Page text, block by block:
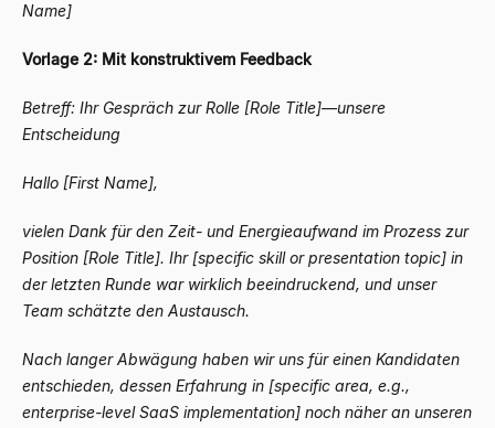
Name]
Vorlage 2: Mit konstruktivem Feedback
Betreff: Ihr Gespräch zur Rolle [Role Title]—unsere
Entscheidung
Hallo [First Name],
vielen Dank für den Zeit- und Energieaufwand im Prozess zur
Position [Role Title]. Ihr [specific skill or presentation topic] in
der letzten Runde war wirklich beeindruckend, und unser
Team schätzte den Austausch.
Nach langer Abwägung haben wir uns für einen Kandidaten
entschieden, dessen Erfahrung in [specific area, e.g.,
enterprise-level SaaS implementation] noch näher an unseren